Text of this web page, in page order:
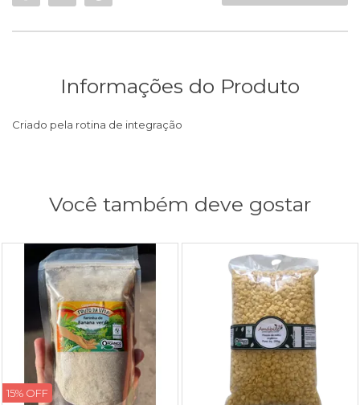
Informações do Produto
Criado pela rotina de integração
Você também deve gostar
15% OFF